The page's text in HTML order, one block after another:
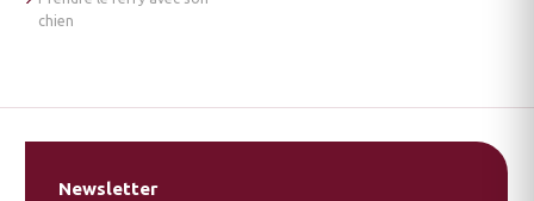
chien
Newsletter